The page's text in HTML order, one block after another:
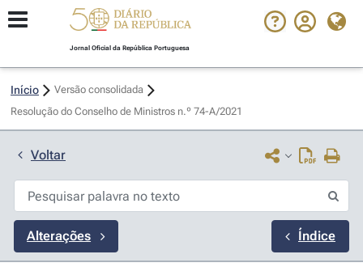
Jornal Oficial da República Portuguesa
Início
Versão consolidada
Resolução do Conselho de Ministros n.º 74-A/2021
Voltar
Alterações Índice